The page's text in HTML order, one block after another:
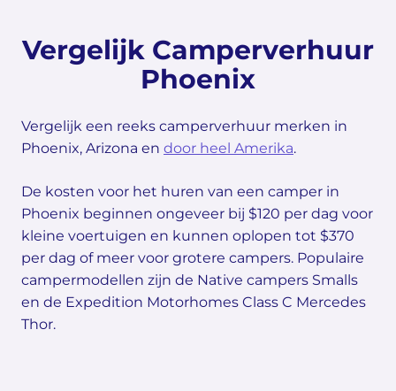
Vergelijk Camperverhuur
Phoenix
Vergelijk een reeks camperverhuur merken in
Phoenix, Arizona en door heel Amerika.
De kosten voor het huren van een camper in
Phoenix beginnen ongeveer bij $120 per dag voor
kleine voertuigen en kunnen oplopen tot $370
per dag of meer voor grotere campers. Populaire
campermodellen zijn de Native campers Smalls
en de Expedition Motorhomes Class C Mercedes
Thor.